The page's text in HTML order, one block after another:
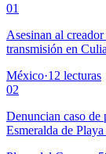
01
Asesinan al
transmisión en
México·12 lecturas
02
Denuncian caso de
Esmeralda de